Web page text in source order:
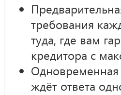
требования
туда, где вам
кредитора с
ждёт ответа